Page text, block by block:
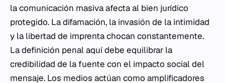
la comunicación masiva afecta al bien jurídico
protegido. La difamación, la invasión de la intimidad
y la libertad de imprenta chocan constantemente.
La definición penal aquí debe equilibrar la
credibilidad de la fuente con el impacto social del
mensaje. Los medios actúan como amplificadores